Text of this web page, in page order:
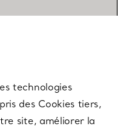
technologies
des Cookies tiers,
site, améliorer la